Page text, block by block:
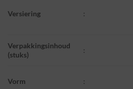
Versiering :
Verpakkingsinhoud
(stuks)
:
Vorm :